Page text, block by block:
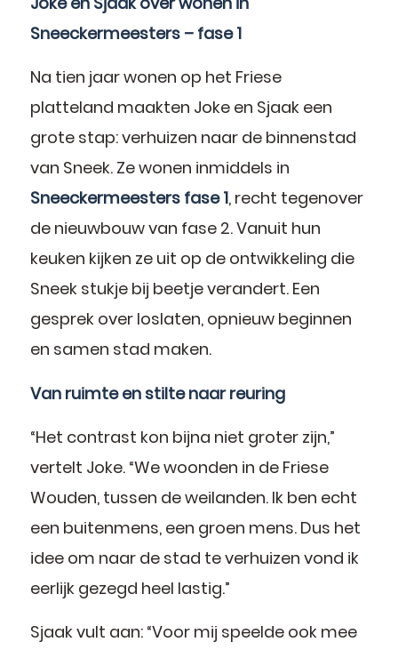
Sneeckermeesters – fase 1
Na tien jaar wonen op het Friese
platteland maakten Joke en Sjaak een
grote stap: verhuizen naar de binnenstad
van Sneek. Ze wonen inmiddels in
Sneeckermeesters fase 1, recht tegenover
de nieuwbouw van fase 2. Vanuit hun
keuken kijken ze uit op de ontwikkeling die
Sneek stukje bij beetje verandert. Een
gesprek over loslaten, opnieuw beginnen
en samen stad maken.
Van ruimte en stilte naar reuring
“Het contrast kon bijna niet groter zijn,”
vertelt Joke. “We woonden in de Friese
Wouden, tussen de weilanden. Ik ben echt
een buitenmens, een groen mens. Dus het
idee om naar de stad te verhuizen vond ik
eerlijk gezegd heel lastig.”
Sjaak vult aan: “Voor mij speelde ook mee